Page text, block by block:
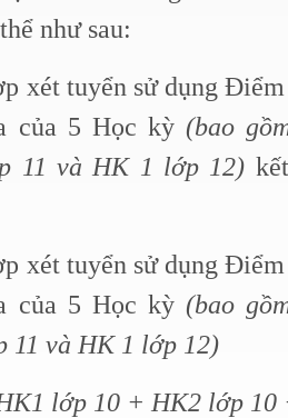
như sau:
xét tuyển sử dụng
của 5 Học kỳ(bao
11 và HK 1 lớp 12)
xét tuyển sử dụng
của 5 Học kỳ(bao
11 và HK 1 lớp 12)
lớp 10 + HK2 lớp 10